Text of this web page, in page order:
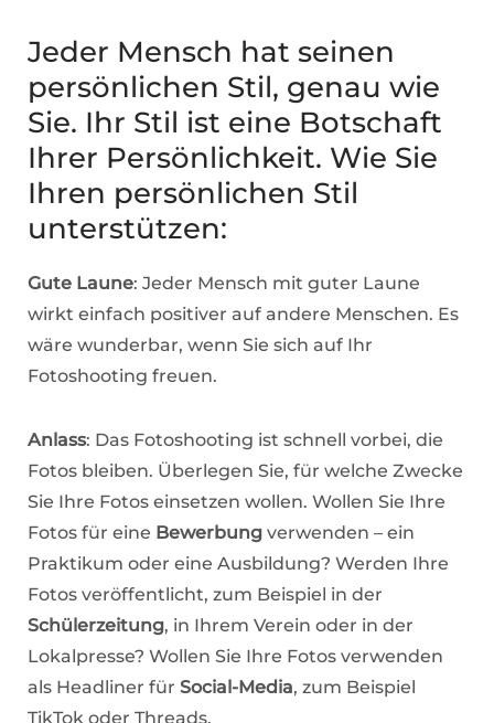
Jeder Mensch hat seinen
persönlichen Stil, genau wie
Sie. Ihr Stil ist eine Botschaft
Ihrer Persönlichkeit. Wie Sie
Ihren persönlichen Stil
unterstützen:
Gute Laune: Jeder Mensch mit guter Laune
wirkt einfach positiver auf andere Menschen. Es
wäre wunderbar, wenn Sie sich auf Ihr
Fotoshooting freuen.
Anlass: Das Fotoshooting ist schnell vorbei, die
Fotos bleiben. Überlegen Sie, für welche Zwecke
Sie Ihre Fotos einsetzen wollen. Wollen Sie Ihre
Fotos für eine Bewerbung verwenden – ein
Praktikum oder eine Ausbildung? Werden Ihre
Fotos veröffentlicht, zum Beispiel in der
Schülerzeitung, in Ihrem Verein oder in der
Lokalpresse? Wollen Sie Ihre Fotos verwenden
als Headliner für Social-Media, zum Beispiel
TikTok oder Threads.